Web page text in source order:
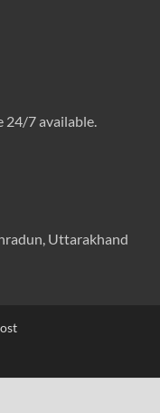
24/7 available.
Uttarakhand